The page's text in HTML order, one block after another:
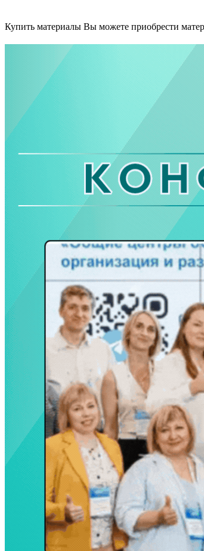
Купить материалы Вы можете приобрести